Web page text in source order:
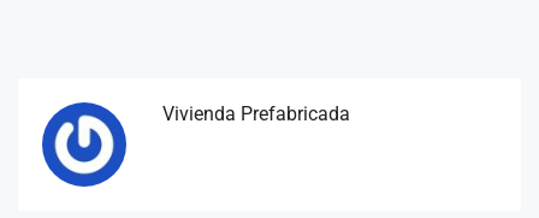
Vivienda Prefabricada